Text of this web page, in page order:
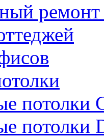
ремонт
потолки
потолки